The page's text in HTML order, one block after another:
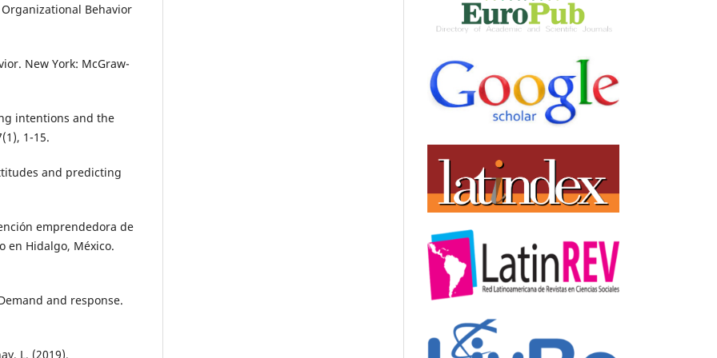
Behavior
New York: McGraw-
intentions and the
1-15.
and predicting
emprendedora de
en Hidalgo, México.
and response.
L. (2019).